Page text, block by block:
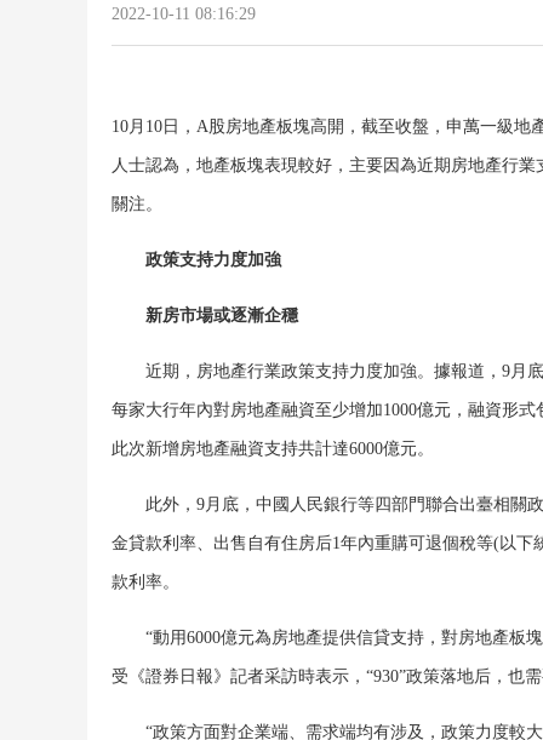
2022-10-11 08:16:29
10月10日，A股房地產板塊高開，截至收盤，申萬一級
人士認為，地產板塊表現較好，主要因為近期房地產行
關注。
政策支持力度加強
新房市場或逐漸企穩
近期，房地產行業政策支持力度加強。據報道，9月底
每家大行年內對房地產融資至少增加1000億元，融資形
此次新增房地產融資支持共計達6000億元。
此外，9月底，中國人民銀行等四部門聯合出臺相關政
金貸款利率、出售自有住房后1年內重購可退個稅等(以
款利率。
“動用6000億元為房地產提供信貸支持，對房地產板
受《證券日報》記者采訪時表示，“930”政策落地后，也
“政策方面對企業端、需求端均有涉及，政策力度較大